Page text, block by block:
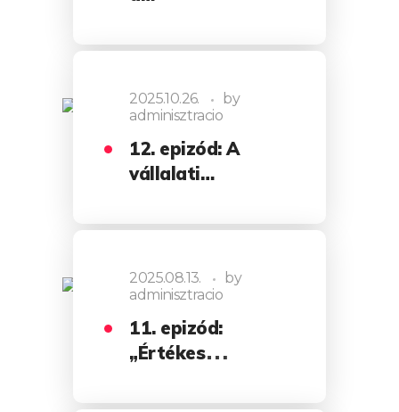
2025.10.26.
by
adminisztracio
12. epizód: A
vállalati…
2025.08.13.
by
adminisztracio
11. epizód:
„Értékes